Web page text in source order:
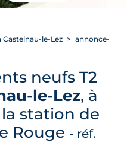
le-Lez
annonce-
neufs T2
le-Lez, à
station de
Rouge - réf.